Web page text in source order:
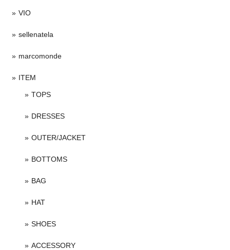
VIO
sellenatela
marcomonde
ITEM
TOPS
DRESSES
OUTER/JACKET
BOTTOMS
BAG
HAT
SHOES
ACCESSORY